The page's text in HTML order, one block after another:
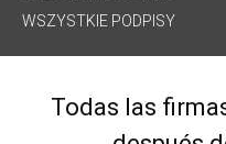
WSZYSTKIE PODPISY
Todas las